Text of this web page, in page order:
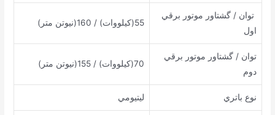
ﺗﻮﺍﻥ / ﮔﺸﺘﺎﻭﺭ ﻣﻮﺗﻮﺭ ﺑﺮﻗﻲ
اول
55(کیلووات) / 160(نیوتن متر)
ﺗﻮﺍﻥ / ﮔﺸﺘﺎﻭﺭ ﻣﻮﺗﻮﺭ ﺑﺮﻗﻲ
دوم
70(کیلووات) / 155(نیوتن متر)
ﻧﻮﻉ ﺑﺎﺗﺮﻱ ﻟﻴﺘﻴﻮﻣﻲ